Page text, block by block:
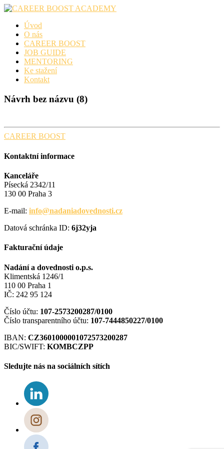
Skip
contentÚvod
O nás
CAREER BOOST
JOB GUIDE
MENTORING
Ke stažení
Kontakt
Návrh bez názvu (8)
CAREER BOOST
Kontaktní informace
Kanceláře
Písecká 2342/11
130 00 Praha 3
E-mail: info@nadaniadovednosti.cz
Datová schránka ID: 6j32yja
Fakturační údaje
Nadání a dovednosti o.p.s.
Klimentská 1246/1
110 00 Praha 1
IČ: 242 95 124
Číslo účtu: 107-2573200287/0100
Číslo transparentního účtu: 107-7444850227/0100
IBAN: CZ3601000001072573200287
BIC/SWIFT: KOMBCZPP
Sledujte nás na sociálních sítích